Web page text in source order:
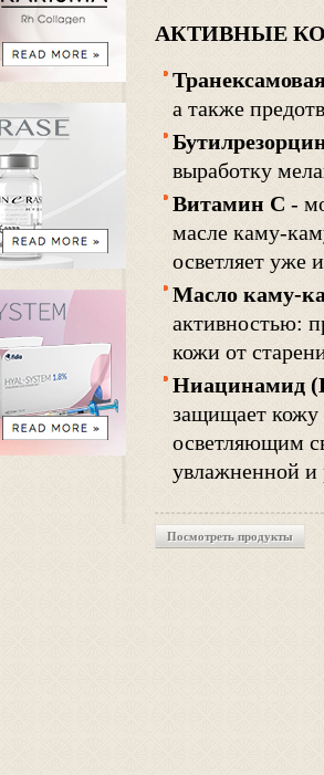
АКТИВНЫЕ
а также
выработку
Витамин С -
масле каму-
осветляет уже
Масло каму-
активностью:
кожи от
Ниацинамид
защищает кожу
осветляющим
увлажненной и
Посмотреть продукты